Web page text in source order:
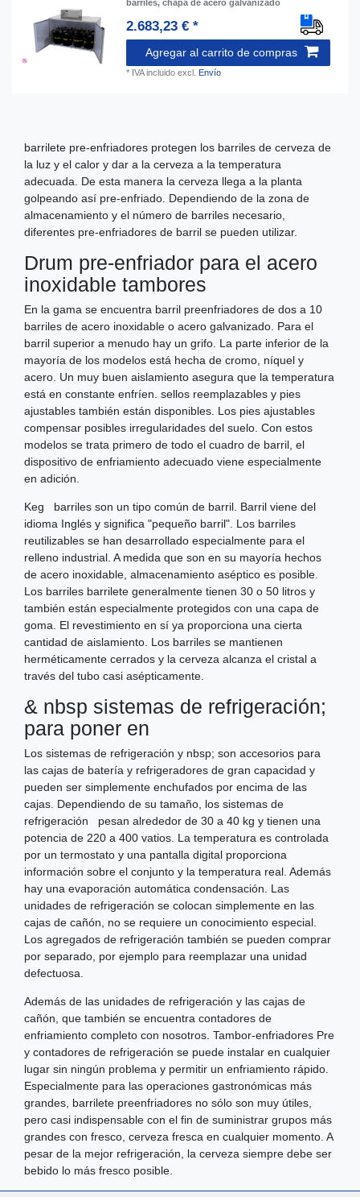
barriles, chapa de acero galvanizado
2.683,23 € *
Agregar al carrito de compras
* IVA incluido excl. Envío
barrilete pre-enfriadores protegen los barriles de cerveza de
la luz y el calor y dar a la cerveza a la temperatura
adecuada. De esta manera la cerveza llega a la planta
golpeando así pre-enfriado. Dependiendo de la zona de
almacenamiento y el número de barriles necesario,
diferentes pre-enfriadores de barril se pueden utilizar.
Drum pre-enfriador para el acero
inoxidable tambores
En la gama se encuentra barril preenfriadores de dos a 10
barriles de acero inoxidable o acero galvanizado. Para el
barril superior a menudo hay un grifo. La parte inferior de la
mayoría de los modelos está hecha de cromo, níquel y
acero. Un muy buen aislamiento asegura que la temperatura
está en constante enfríen. sellos reemplazables y pies
ajustables también están disponibles. Los pies ajustables
compensar posibles irregularidades del suelo. Con estos
modelos se trata primero de todo el cuadro de barril, el
dispositivo de enfriamiento adecuado viene especialmente
en adición.
Keg barriles son un tipo común de barril. Barril viene del
idioma Inglés y significa "pequeño barril". Los barriles
reutilizables se han desarrollado especialmente para el
relleno industrial. A medida que son en su mayoría hechos
de acero inoxidable, almacenamiento aséptico es posible.
Los barriles barrilete generalmente tienen 30 o 50 litros y
también están especialmente protegidos con una capa de
goma. El revestimiento en sí ya proporciona una cierta
cantidad de aislamiento. Los barriles se mantienen
herméticamente cerrados y la cerveza alcanza el cristal a
través del tubo casi asépticamente.
& nbsp sistemas de refrigeración;
para poner en
Los sistemas de refrigeración y nbsp; son accesorios para
las cajas de batería y refrigeradores de gran capacidad y
pueden ser simplemente enchufados por encima de las
cajas. Dependiendo de su tamaño, los sistemas de
refrigeración pesan alrededor de 30 a 40 kg y tienen una
potencia de 220 a 400 vatios. La temperatura es controlada
por un termostato y una pantalla digital proporciona
información sobre el conjunto y la temperatura real. Además
hay una evaporación automática condensación. Las
unidades de refrigeración se colocan simplemente en las
cajas de cañón, no se requiere un conocimiento especial.
Los agregados de refrigeración también se pueden comprar
por separado, por ejemplo para reemplazar una unidad
defectuosa.
Además de las unidades de refrigeración y las cajas de
cañón, que también se encuentra contadores de
enfriamiento completo con nosotros. Tambor-enfriadores Pre
y contadores de refrigeración se puede instalar en cualquier
lugar sin ningún problema y permitir un enfriamiento rápido.
Especialmente para las operaciones gastronómicas más
grandes, barrilete preenfriadores no sólo son muy útiles,
pero casi indispensable con el fin de suministrar grupos más
grandes con fresco, cerveza fresca en cualquier momento. A
pesar de la mejor refrigeración, la cerveza siempre debe ser
bebido lo más fresco posible.